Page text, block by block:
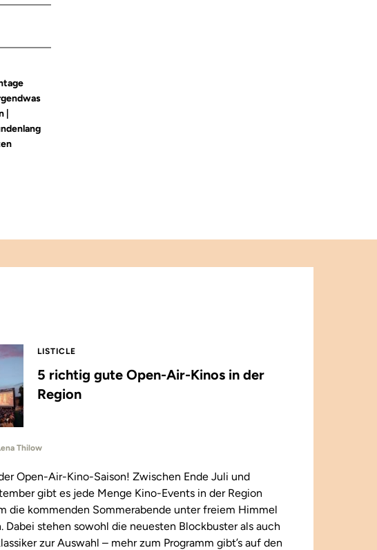
LISTICLE
5 richtig gute Open-Air-Kinos in der
Region
Thilow
Open-Air-Kino-Saison! Zwischen Ende Juli und
gibt es jede Menge Kino-Events in der Region
die kommenden Sommerabende unter freiem Himmel
Dabei stehen sowohl die neuesten Blockbuster als auch
zur Auswahl – mehr zum Programm gibt’s auf den